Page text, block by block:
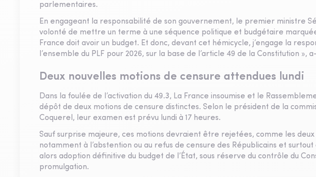
parlementaires.
En engageant la responsabilité de son gouvernement, le premier ministre
volonté de mettre un terme à une séquence politique et budgétaire
France doit avoir un budget. Et donc, devant cet hémicycle, j’engage la
l’ensemble du PLF pour 2026, sur la base de l’article 49 de la Constitution
Deux nouvelles motions de censure attendues lundi
Dans la foulée de l’activation du 49.3, La France insoumise et le
dépôt de deux motions de censure distinctes. Selon le président de la
Coquerel, leur examen est prévu lundi à 17 heures.
Sauf surprise majeure, ces motions devraient être rejetées, comme les
notamment à l’abstention ou au refus de censure des Républicains et
alors adoption définitive du budget de l’État, sous réserve du contrôle du
promulgation.